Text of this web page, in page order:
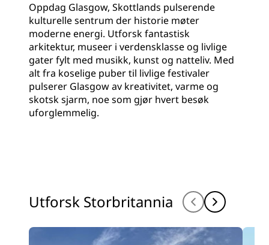
Oppdag Glasgow, Skottlands pulserende
kulturelle sentrum der historie møter
moderne energi. Utforsk fantastisk
arkitektur, museer i verdensklasse og livlige
gater fylt med musikk, kunst og natteliv. Med
alt fra koselige puber til livlige festivaler
pulserer Glasgow av kreativitet, varme og
skotsk sjarm, noe som gjør hvert besøk
uforglemmelig.
Utforsk Storbritannia